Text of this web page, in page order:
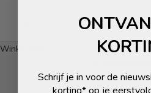
Winkelwagen
Schrijf je in voor de